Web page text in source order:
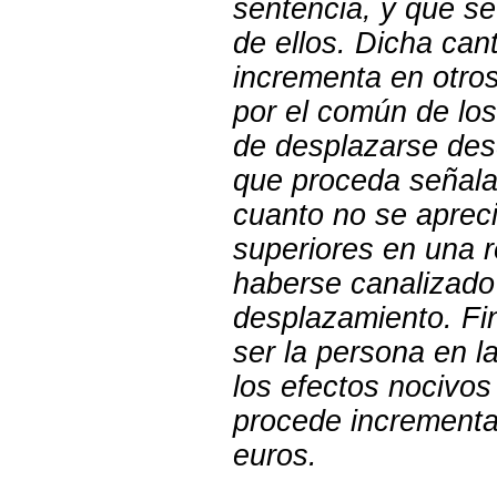
sentencia, y que
de ellos. Dicha
incrementa en
por el común de
de desplazarse
que proceda
cuanto no se
superiores en una
haberse
desplazamiento.
ser la persona en
los efectos
procede
euros.